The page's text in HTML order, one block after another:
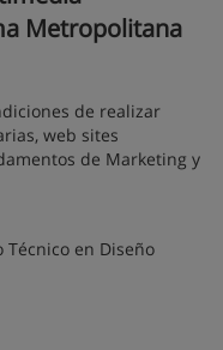
Metropolitana
de realizar
web sites
de Marketing y
en Diseño